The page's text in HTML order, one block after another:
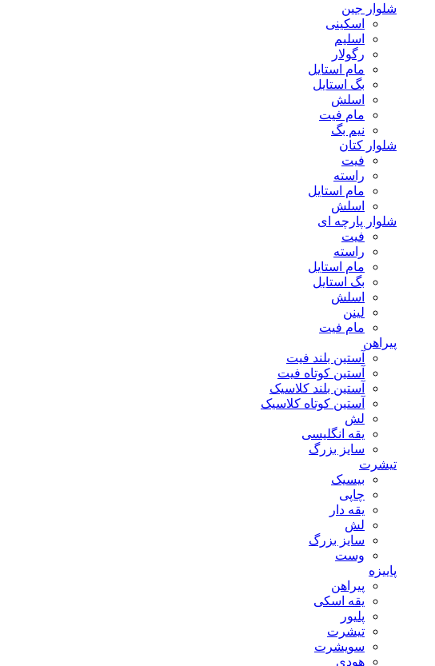
شلوار جین
اسکینی
اسلیم
رگولار
مام استایل
بگ استایل
اسلش
مام فیت
نیم بگ
شلوار کتان
فیت
راسته
مام استایل
اسلش
شلوار پارچه ای
فیت
راسته
مام استایل
بگ استایل
اسلش
لینن
مام فیت
پیراهن
آستین بلند فیت
آستین کوتاه فیت
آستین بلند کلاسیک
آستین کوتاه کلاسیک
لش
یقه انگلیسی
سایز بزرگ
تیشرت
بیسیک
چاپی
یقه دار
لش
سایز بزرگ
وست
پاییزه
پیراهن
یقه اسکی
پلیور
تیشرت
سویشرت
هودی